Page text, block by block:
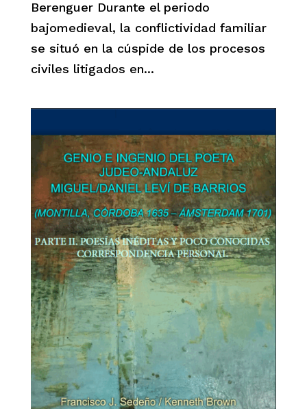
Berenguer Durante el periodo
bajomedieval, la conflictividad familiar
se situó en la cúspide de los procesos
civiles litigados en...